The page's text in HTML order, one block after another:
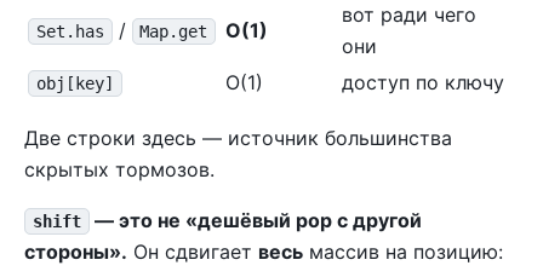
Set.has / Map.get O(1)
вот ради чего
они
obj[key] O(1) доступ по ключу
Две строки здесь — источник большинства
скрытых тормозов.
shift
— это не «дешёвый pop с другой
стороны». Он сдвигает весь массив на позицию: